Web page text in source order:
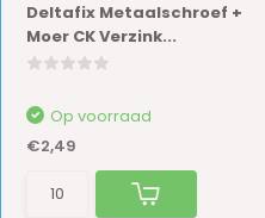
Deltafix Metaalschroef +
Moer CK Verzink...
Op voorraad
€2,49